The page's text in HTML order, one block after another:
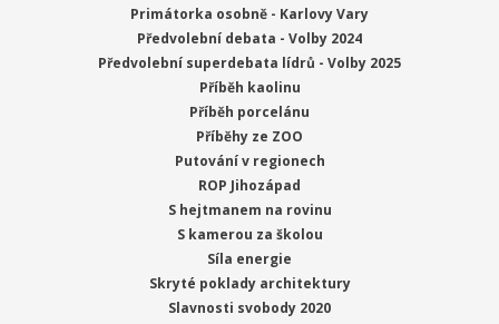
Primátorka osobně - Karlovy Vary
Předvolební debata - Volby 2024
Předvolební superdebata lídrů - Volby 2025
Příběh kaolinu
Příběh porcelánu
Příběhy ze ZOO
Putování v regionech
ROP Jihozápad
S hejtmanem na rovinu
S kamerou za školou
Síla energie
Skryté poklady architektury
Slavnosti svobody 2020